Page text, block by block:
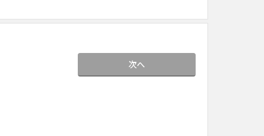
次へ